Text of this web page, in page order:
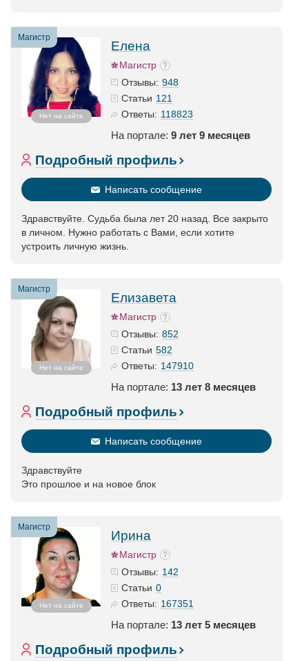
Магистр
Нет на сайте
Елена
Магистр
Отзывы: 948
Статьи 121
Ответы: 118823
На портале: 9 лет 9 месяцев
Подробный профиль
Написать сообщение
Здравствуйте. Судьба была лет 20 назад. Все закрыто
в личном. Нужно работать с Вами, если хотите
устроить личную жизнь.
Магистр
Нет на сайте
Елизавета
Магистр
Отзывы: 852
Статьи 582
Ответы: 147910
На портале: 13 лет 8 месяцев
Подробный профиль
Написать сообщение
Здравствуйте
Это прошлое и на новое блок
Магистр
Нет на сайте
Ирина
Магистр
Отзывы: 142
Статьи 0
Ответы: 167351
На портале: 13 лет 5 месяцев
Подробный профиль